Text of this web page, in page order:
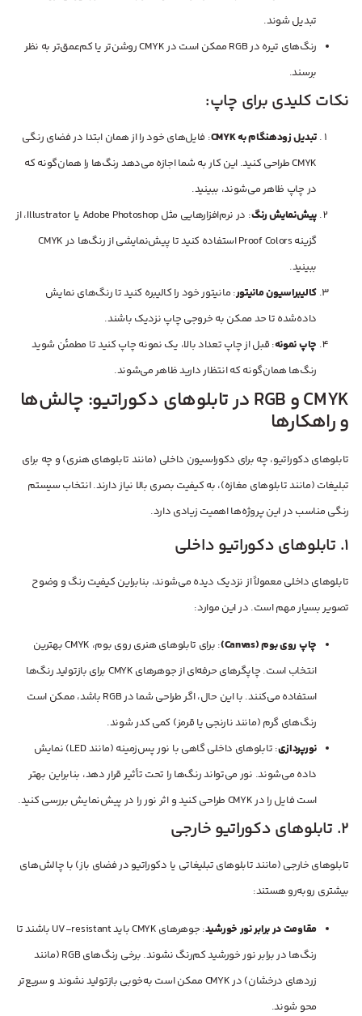
تبدیل شوند.
رنگ‌های تیره در RGB ممکن است در CMYK روشن‌تر یا کم‌عمق‌تر به نظر
برسند.
نکات کلیدی برای چاپ:
تبدیل زودهنگام به CMYK
: فایل‌های خود را از همان ابتدا در فضای رنگی
CMYK طراحی کنید. این کار به شما اجازه می‌دهد رنگ‌ها را همان‌گونه که
در چاپ ظاهر می‌شوند، ببینید.
پیش‌نمایش رنگ
: در نرم‌افزارهایی مثل Adobe Photoshop یا Illustrator، از
گزینه Proof Colors استفاده کنید تا پیش‌نمایشی از رنگ‌ها در CMYK
ببینید.
کالیبراسیون مانیتور: مانیتور خود را کالیبره کنید تا رنگ‌های نمایش
داده‌شده تا حد ممکن به خروجی چاپ نزدیک باشند.
چاپ نمونه: قبل از چاپ تعداد بالا، یک نمونه چاپ کنید تا مطمئن شوید
رنگ‌ها همان‌گونه که انتظار دارید ظاهر می‌شوند.
CMYK و RGB در تابلوهای دکوراتیو: چالش‌ها
و راهکارها
تابلوهای دکوراتیو، چه برای دکوراسیون داخلی (مانند تابلوهای هنری) و چه برای
تبلیغات (مانند تابلوهای مغازه)، به کیفیت بصری بالا نیاز دارند. انتخاب سیستم
رنگی مناسب در این پروژه‌ها اهمیت زیادی دارد.
1. تابلوهای دکوراتیو داخلی
تابلوهای داخلی معمولاً از نزدیک دیده می‌شوند، بنابراین کیفیت رنگ و وضوح
تصویر بسیار مهم است. در این موارد:
چاپ روی بوم (Canvas)
: برای تابلوهای هنری روی بوم، CMYK بهترین
انتخاب است. چاپگرهای حرفه‌ای از جوهرهای CMYK برای بازتولید رنگ‌ها
استفاده می‌کنند. با این حال، اگر طراحی شما در RGB باشد، ممکن است
رنگ‌های گرم (مانند نارنجی یا قرمز) کمی کدر شوند.
نورپردازی
: تابلوهای داخلی گاهی با نور پس‌زمینه (مانند LED) نمایش
داده می‌شوند. نور می‌تواند رنگ‌ها را تحت تأثیر قرار دهد، بنابراین بهتر
است فایل را در CMYK طراحی کنید و اثر نور را در پیش‌نمایش بررسی کنید.
2. تابلوهای دکوراتیو خارجی
تابلوهای خارجی (مانند تابلوهای تبلیغاتی یا دکوراتیو در فضای باز) با چالش‌های
بیشتری روبه‌رو هستند:
مقاومت در برابر نور خورشید
: جوهرهای CMYK باید UV-resistant باشند تا
رنگ‌ها در برابر نور خورشید کم‌رنگ نشوند. برخی رنگ‌های RGB (مانند
زردهای درخشان) در CMYK ممکن است به‌خوبی بازتولید نشوند و سریع‌تر
محو شوند.